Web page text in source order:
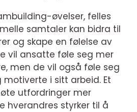
øvelser, felles
samtaler kan bidra til
og skape en følelse av
vil ansatte føle seg mer
men de vil også føle seg
i sitt arbeid. Et
utfordringer mer
hverandres styrker til å